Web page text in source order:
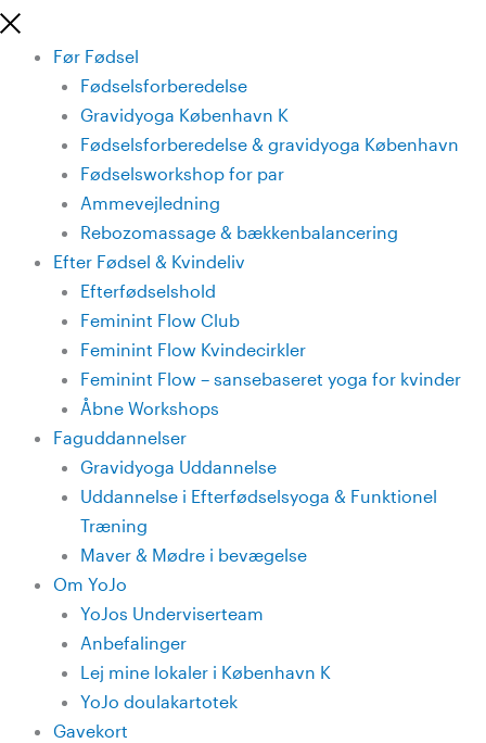
Før Fødsel
Fødselsforberedelse
Gravidyoga København K
Fødselsforberedelse & gravidyoga København
Fødselsworkshop for par
Ammevejledning
Rebozomassage & bækkenbalancering
Efter Fødsel & Kvindeliv
Efterfødselshold
Feminint Flow Club
Feminint Flow Kvindecirkler
Feminint Flow – sansebaseret yoga for kvinder
Åbne Workshops
Faguddannelser
Gravidyoga Uddannelse
Uddannelse i Efterfødselsyoga & Funktionel
Træning
Maver & Mødre i bevægelse
Om YoJo
YoJos Underviserteam
Anbefalinger
Lej mine lokaler i København K
YoJo doulakartotek
Gavekort